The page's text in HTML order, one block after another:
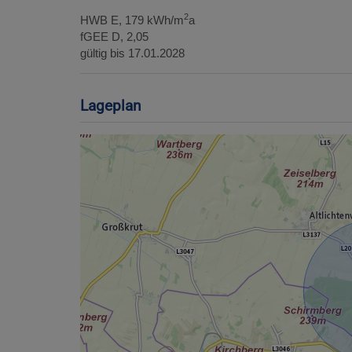
HWB E, 179 kWh/m2a
fGEE D, 2,05
gültig bis 17.01.2028
Lageplan